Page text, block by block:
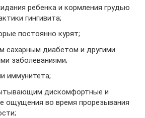
ребенка и кормления грудью
гингивита;
постоянно курят;
сахарным диабетом и другими
заболеваниями;
иммунитета;
дискомфортные и
ощущения во время прорезывания